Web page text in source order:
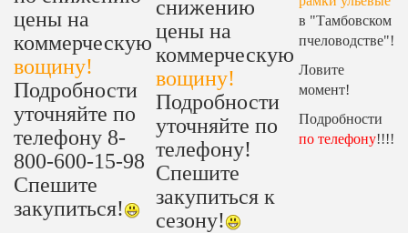
цены на
коммерческую
вощину!
Подробности
уточняйте по
телефону 8-
800-600-15-98
Спешите
закупиться!
снижению
цены на
коммерческую
вощину!
Подробности
уточняйте по
телефону!
Спешите
закупиться к
сезону!
в "Тамбовском
пчеловодстве"!
Ловите
момент!
Подробности
по телефону!!!!